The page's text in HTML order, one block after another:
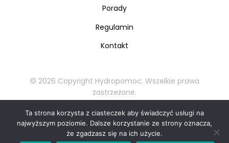
Porady
Regulamin
Kontakt
© 2026 Copyright Hydropomoc. Wszelkie prawa
zastrzeżone.
zabronione.
Zadzwoń teraz: 727 778 828
Ta strona korzysta z ciasteczek aby świadczyć usługi na
najwyższym poziomie. Dalsze korzystanie ze strony oznacza,
że zgadzasz się na ich użycie.